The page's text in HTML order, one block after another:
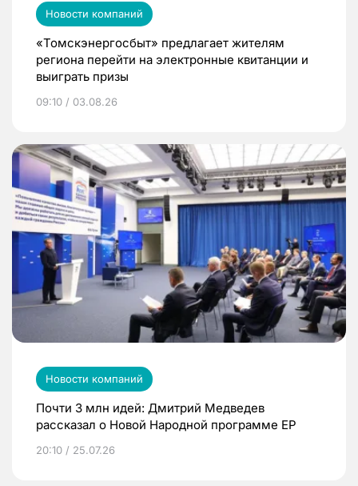
Новости компаний
«Томскэнергосбыт» предлагает жителям
региона перейти на электронные квитанции и
выиграть призы
09:10 / 03.08.26
Новости компаний
Почти 3 млн идей: Дмитрий Медведев
рассказал о Новой Народной программе ЕР
20:10 / 25.07.26